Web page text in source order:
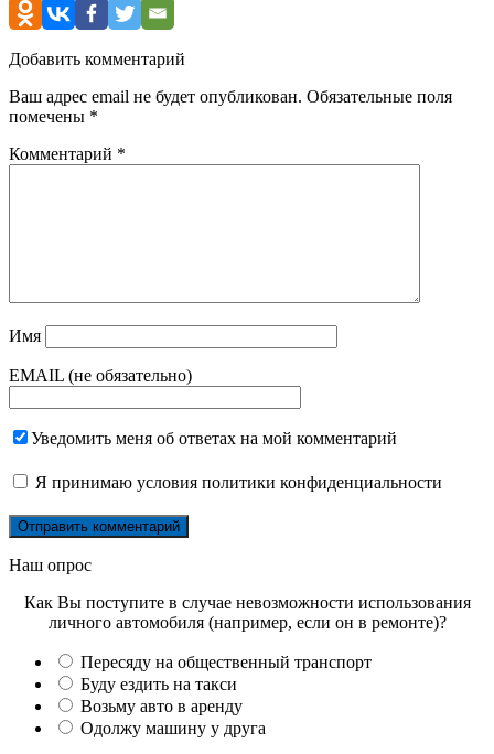
Добавить комментарий
Ваш адрес email не будет опубликован. Обязательные поля
помечены *
Комментарий *
Имя
EMAIL (не обязательно)
Уведомить меня об ответах на мой комментарий
Я принимаю условия политики конфиденциальности
Наш опрос
Как Вы поступите в случае невозможности использования
личного автомобиля (например, если он в ремонте)?
Пересяду на общественный транспорт
Буду ездить на такси
Возьму авто в аренду
Одолжу машину у друга